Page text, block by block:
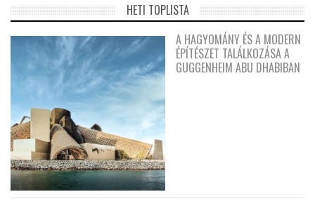
HETI TOPLISTA
A HAGYOMÁNY ÉS A MODERN
ÉPÍTÉSZET TALÁLKOZÁSA A
GUGGENHEIM ABU DHABIBAN